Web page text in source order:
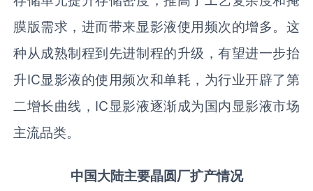
膜版需求，进而带来显影液使用频次的增多。这
种从成熟制程到先进制程的升级，有望进一步抬
升IC显影液的使用频次和单耗，为行业开辟了第
二增长曲线，IC显影液逐渐成为国内显影液市场
主流品类。
中国大陆主要晶圆厂扩产情况